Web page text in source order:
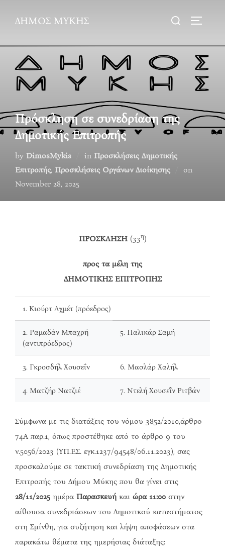
ΔΗΜΟΣ ΜΥΚΗΣ
Search
Πρόσκληση σε συνεδρίαση της
Δημοτικής Επιτροπής
by DimosMykis in Προσκλήσεις Δημοτικής
Επιτροπής, Προσκλήσεις Οργάνων Διοίκησης on
November 28, 2025
ΠΡΟΣΚΛΗΣΗ(33η)
προς τα μέλη της
ΔΗΜΟΤΙΚΗΣ ΕΠΙΤΡΟΠΗΣ
1. Κιούρτ Αχμέτ (πρόεδρος)
2. Ραμαδάν Μπαχρή
(αντιπρόεδρος)
5. Παλικάρ Σαμή
3. Γκροσδήλ Χουσεΐν 6. Μασλάρ Χαλήλ
4. Ματζήρ Νατζιέ 7. Ντελή Χουσεΐν Ριτβάν
Σύμφωνα με τις διατάξεις του νόμου 3852/2010,άρθρο
74Α παρ.1, όπως προστέθηκε από το άρθρο 9 του
ν.5056/2023 (ΥΠ.ΕΣ. εγκ.1237/94548/06.11.2023), σας
προσκαλούμε σε τακτική συνεδρίαση της Δημοτικής
Επιτροπής του Δήμου Μύκης που θα γίνει στις
28/11/2025 ημέρα Παρασκευή και ώρα 11:00 στην
αίθουσα συνεδριάσεων του Δημοτικού καταστήματος
στη Σμίνθη, για συζήτηση και λήψη αποφάσεων στα
παρακάτω θέματα της ημερήσιας διάταξης: